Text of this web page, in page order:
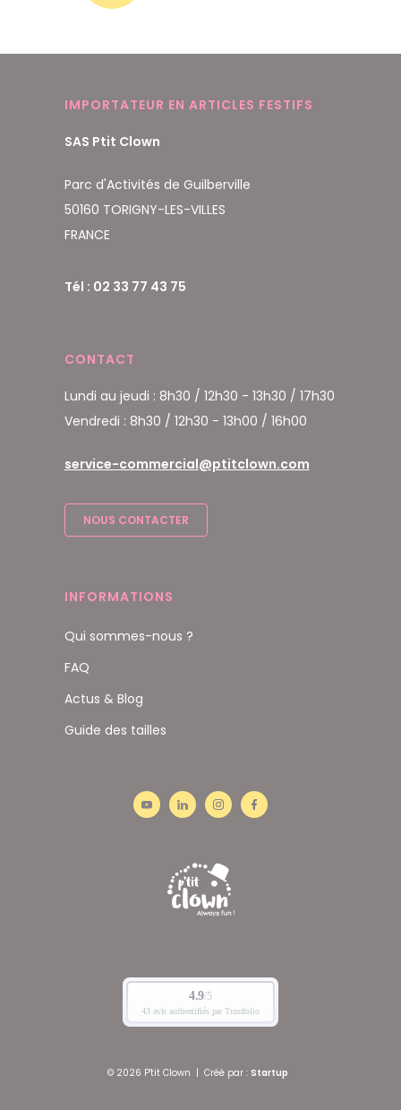
IMPORTATEUR EN ARTICLES FESTIFS
SAS Ptit Clown
Parc d'Activités de Guilberville
50160 TORIGNY-LES-VILLES
FRANCE
Tél : 02 33 77 43 75
CONTACT
Lundi au jeudi : 8h30 / 12h30 - 13h30 / 17h30
Vendredi : 8h30 / 12h30 - 13h00 / 16h00
service-commercial@ptitclown.com
NOUS CONTACTER
INFORMATIONS
Qui sommes-nous ?
FAQ
Actus & Blog
Guide des tailles
© 2026 P'tit Clown | Créé par : Startup